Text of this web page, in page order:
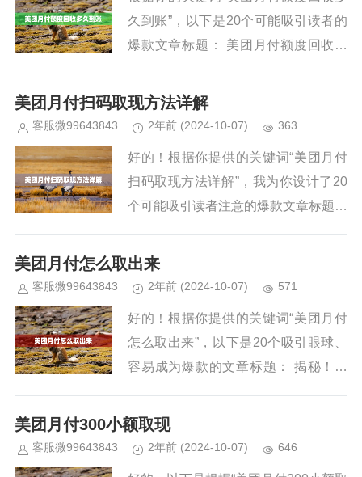
久到账”，以下是20个可能吸引读者的
爆款文章标题： 美团月付额度回收多
额度回收流程全解析，到账时间你知道
吗？ 惊呆了！美团月付额度...
美团月付扫码取现方法详解
客服微99643843 2年前 (2024-10-07) 363
好的！根据你提供的关键词“美团月付
扫码取现方法详解”，我为你设计了20
个可能吸引读者注意的爆款文章标题：
一步一步教你搞定！ 你还不知道？美
团月付竟然可以扫码取现，...
美团月付怎么取出来
客服微99643843 2年前 (2024-10-07) 571
好的！根据你提供的关键词“美团月付
怎么取出来”，以下是20个吸引眼球、
容易成为爆款的文章标题： 揭秘！美
手把手教你：美团月付提现攻略，秒到
账！ 别再被困惑！美团月付...
美团月付300小额取现
客服微99643843 2年前 (2024-10-07) 646